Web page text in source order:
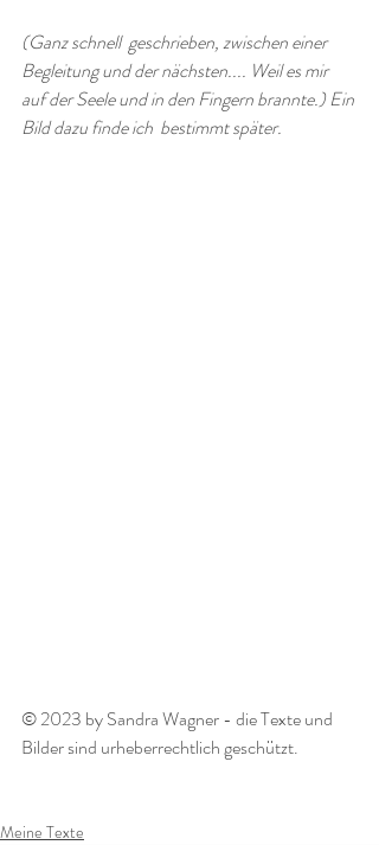
(Ganz schnell  geschrieben, zwischen einer
Begleitung und der nächsten.... Weil es mir
auf der Seele und in den Fingern brannte.) Ein
Bild dazu finde ich  bestimmt später.
© 2023 by Sandra Wagner - die Texte und
Bilder sind urheberrechtlich geschützt.
Meine Texte